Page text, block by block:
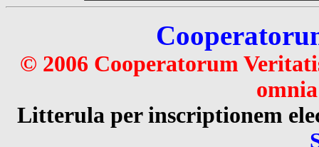
© 2006 Cooperatorum
Litterula per inscriptionem